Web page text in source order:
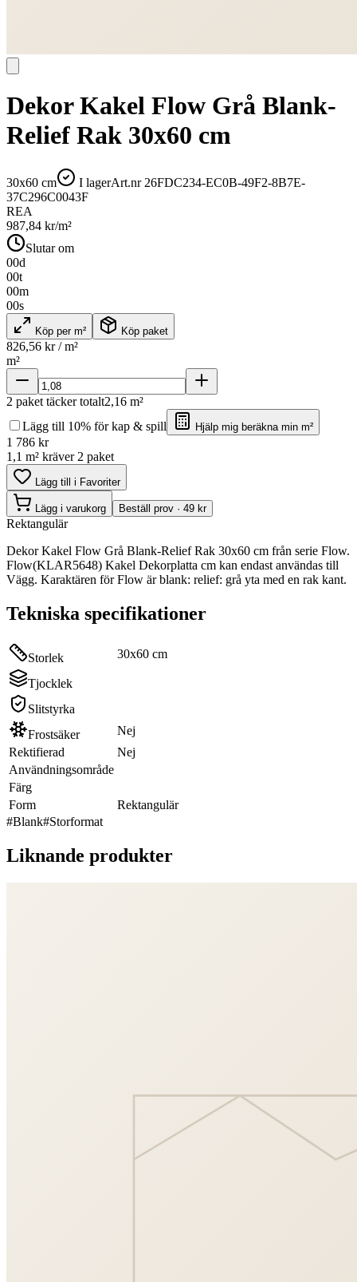
Dekor Kakel Flow Grå Blank-
Relief Rak 30x60 cm
30x60 cm I lagerArt.nr 26FDC234-EC0B-49F2-8B7E-
37C296C0043F
REA
987,84 kr/m²
Slutar om
00d
00t
00m
00s
Köp per m² Köp paket
826,56 kr / m²
m²
2 paket täcker totalt2,16 m²
Lägg till 10% för kap & spill
Hjälp mig beräkna min m²
1 786 kr
1,1 m² kräver 2 paket
Lägg till i Favoriter
Lägg i varukorg Beställ prov · 49 kr
Rektangulär
Dekor Kakel Flow Grå Blank-Relief Rak 30x60 cm från serie Flow.
Flow(KLAR5648) Kakel Dekorplatta cm kan endast användas till
Vägg. Karaktären för Flow är blank: relief: grå yta med en rak kant.
Tekniska specifikationer
Storlek 30x60 cm
Tjocklek
Slitstyrka
Frostsäker
Nej
Rektifierad
Nej
Användningsområde
Färg
Form
Rektangulär
#Blank#Storformat
Liknande produkter